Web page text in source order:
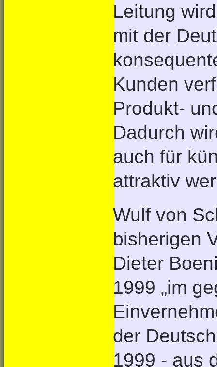
Leitung
mit der
Kunden
Produkt-
Dadurch
auch für
attraktiv
Wulf von
bisherigen
Dieter
1999 „im
der
1999 - aus